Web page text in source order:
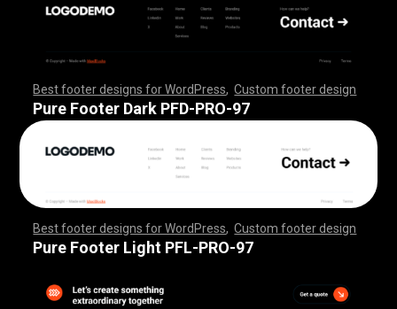
Best footer designs for WordPress ,Custom footer design
,,,,,,,,,,,,,,,,,,,,,,,,,,,,,,,,,,,,, ,,,,,,,,,,,,,,,,,,,,,,,,
,,,,,,,,,,,,,,,,,,,,,,,,,,,,,,,,,,,,, ,,,,,,,,,,,,,,,,,,,,,,,,
,,,,,,,,
Pure Footer Dark PFD-PRO-97
Best footer designs for WordPress ,Custom footer design
,,,,,,,,,,,,,,,,,,,,,,,,,,,,,,,,,,,,, ,,,,,,,,,,,,,,,,,,,,,,,,
,,,,,,,,,,,,,,,,,,,,,,,,,,,,,,,,,,,,, ,,,,,,,,,,,,,,,,,,,,,,,,
,,,,,,,,
Pure Footer Light PFL-PRO-97